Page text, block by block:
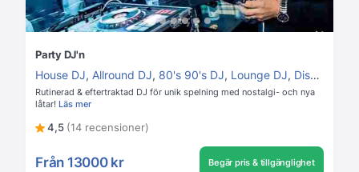
Party DJ'n
House DJ, Allround DJ, 80's 90's DJ, Lounge DJ, Disco DJ
Rutinerad & eftertraktad DJ för unik spelning med nostalgi- och nya
låtar! Läs mer
4,5 (14 recensioner)
Från 13000 kr Begär pris & tillgänglighet